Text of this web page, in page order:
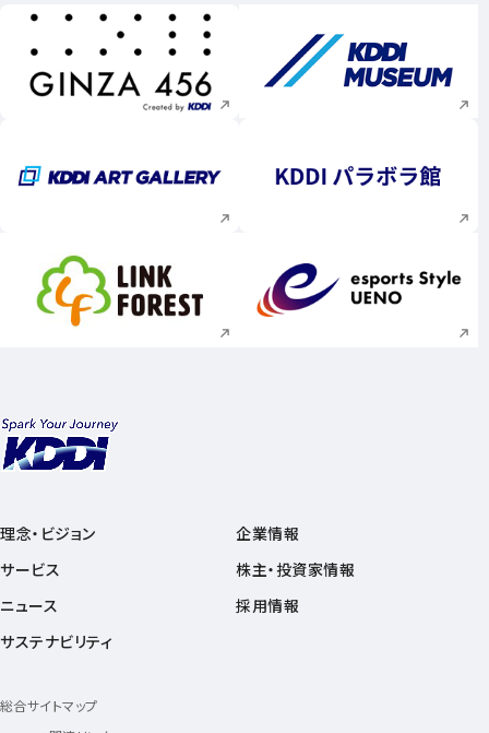
新規ウィンドウで開く 新規ウィンドウで
新規ウィンドウで開く 新規ウィンドウで
新規ウィンドウで開く 新規ウィンドウで
理念・ビジョン
サービス
ニュース
サステナビリティ
企業情報
株主・投資家情報
採用情報
総合サイトマップ